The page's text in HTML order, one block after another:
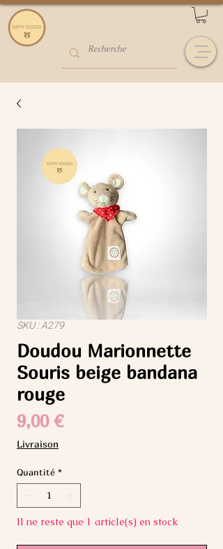
SKU : A279
Doudou Marionnette
Souris beige bandana
rouge
9,00 €Prix
Livraison
Quantité *
Il ne reste que 1 article(s) en stock